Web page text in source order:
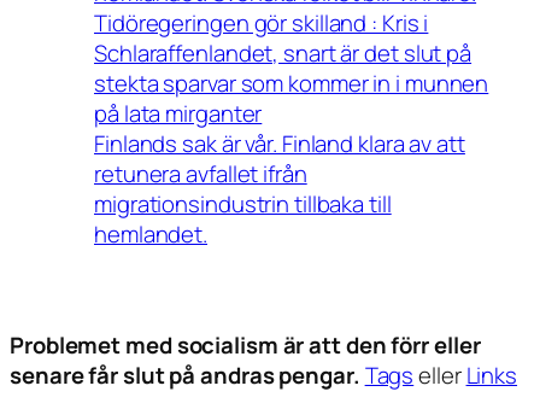
Tidöregeringen gör skilland : Kris i
Schlaraffenlandet, snart är det slut på
stekta sparvar som kommer in i munnen
på lata mirganter
Finlands sak är vår. Finland klara av att
retunera avfallet ifrån
migrationsindustrin tillbaka till
hemlandet.
Problemet med socialism är att den förr eller
senare får slut på andras pengar. TagsellerLinks